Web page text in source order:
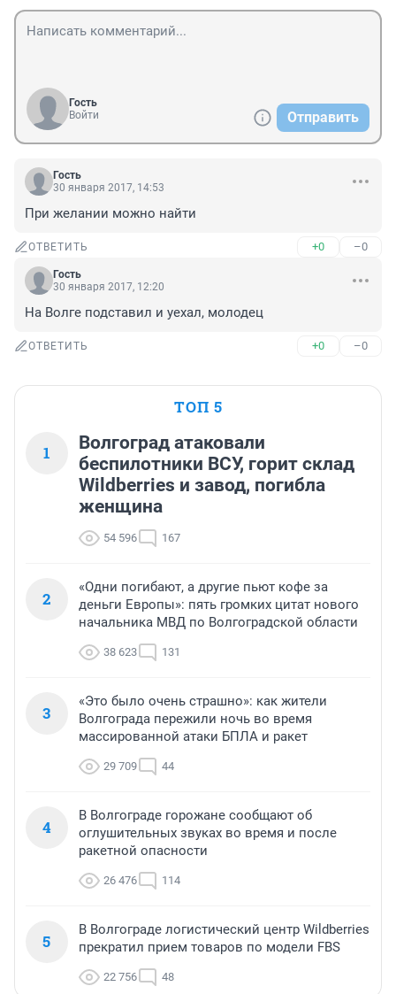
Гость
Войти
Отправить
Гость
30 января 2017, 14:53
При желании можно найти
ОТВЕТИТЬ +0 –0
Гость
30 января 2017, 12:20
На Волге подставил и уехал, молодец
ОТВЕТИТЬ +0 –0
ТОП 5
1
Волгоград атаковали
беспилотники ВСУ, горит склад
Wildberries и завод, погибла
женщина
54 596 167
2
«Одни погибают, а другие пьют кофе за
деньги Европы»: пять громких цитат нового
начальника МВД по Волгоградской области
38 623 131
3
«Это было очень страшно»: как жители
Волгограда пережили ночь во время
массированной атаки БПЛА и ракет
29 709 44
4
В Волгограде горожане сообщают об
оглушительных звуках во время и после
ракетной опасности
26 476 114
5
В Волгограде логистический центр Wildberries
прекратил прием товаров по модели FBS
22 756 48